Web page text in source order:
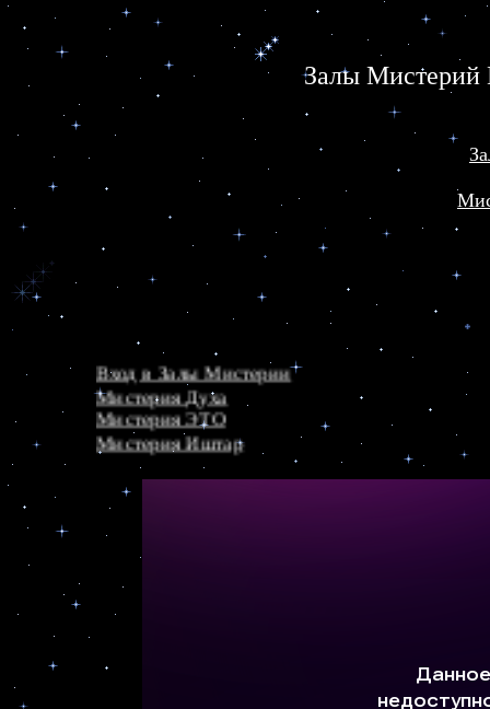
Залы Мистерий
Вход в Залы Мистерии
Мистерия Духа
Мистерия ЭТО
Мистерия Иштар
Сказка о Начале
Башня Сокровищ
Мистерион Феано
(Эзоп)
Тайны и Чудеса
Космическая этика
Небеса Эхо
Часовня Времен
Светлица Любви
Мистерия Ума и Чувств
Мистерия Единства